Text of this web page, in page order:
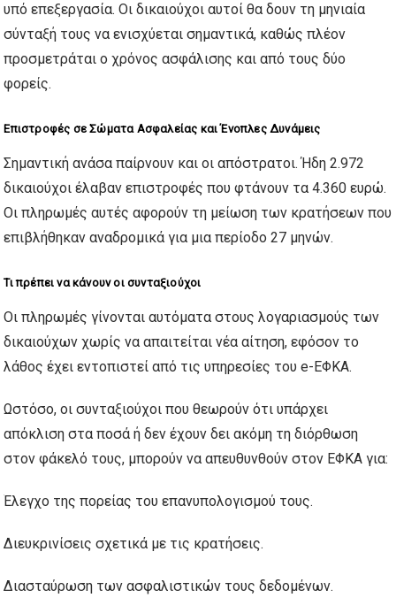
υπό επεξεργασία. Οι δικαιούχοι αυτοί θα δουν τη μηνιαία
σύνταξή τους να ενισχύεται σημαντικά, καθώς πλέον
προσμετράται ο χρόνος ασφάλισης και από τους δύο
φορείς.
Επιστροφές σε Σώματα Ασφαλείας και Ένοπλες Δυνάμεις
Σημαντική ανάσα παίρνουν και οι απόστρατοι. Ήδη 2.972
δικαιούχοι έλαβαν επιστροφές που φτάνουν τα 4.360 ευρώ.
Οι πληρωμές αυτές αφορούν τη μείωση των κρατήσεων που
επιβλήθηκαν αναδρομικά για μια περίοδο 27 μηνών.
Τι πρέπει να κάνουν οι συνταξιούχοι
Οι πληρωμές γίνονται αυτόματα στους λογαριασμούς των
δικαιούχων χωρίς να απαιτείται νέα αίτηση, εφόσον το
λάθος έχει εντοπιστεί από τις υπηρεσίες του e-ΕΦΚΑ.
Ωστόσο, οι συνταξιούχοι που θεωρούν ότι υπάρχει
απόκλιση στα ποσά ή δεν έχουν δει ακόμη τη διόρθωση
στον φάκελό τους, μπορούν να απευθυνθούν στον ΕΦΚΑ για:
Έλεγχο της πορείας του επανυπολογισμού τους.
Διευκρινίσεις σχετικά με τις κρατήσεις.
Διασταύρωση των ασφαλιστικών τους δεδομένων.